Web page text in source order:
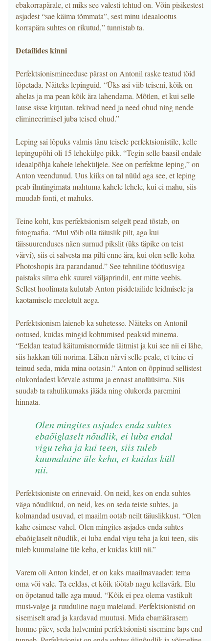
ebakorrapärale, et miks see valesti tehtud on. Võin pisikestest
asjadest “sae käima tõmmata”, sest minu ideaalootus
korrapära suhtes on rikutud,” tunnistab ta.
Detailides kinni
Perfektsionismineeduse pärast on Antonil raske teatud töid
lõpetada. Näiteks lepinguid. “Üks asi viib teiseni, kõik on
ahelas ja ma pean kõik ära lahendama. Mõtlen, et kui selle
lause sisse kirjutan, tekivad need ja need ohud ning nende
elimineerimisel juba teised ohud.”
Leping sai lõpuks valmis tänu teisele perfektsionistile, kelle
lepingupõhi oli 15 lehekülge pikk. “Tegin selle baasil endale
ideaalpõhja kahele leheküljele. See on perfektne leping,” on
Anton veendunud. Uus kiiks on tal nüüd aga see, et leping
peab ilmtingimata mahtuma kahele lehele, kui ei mahu, siis
muudab fonti, et mahuks.
Teine koht, kus perfektsionism selgelt pead tõstab, on
fotograafia. “Mul võib olla täiuslik pilt, aga kui
täissuurenduses näen surnud pikslit (üks täpike on teist
värvi), siis ei salvesta ma pilti enne ära, kui olen selle koha
Photoshopis ära parandanud.” See tehniline töötlusviga
paistaks silma ehk suurel väljaprindil, ent mitte veebis.
Sellest hoolimata kulutab Anton pisidetailide leidmisele ja
kaotamisele meeletult aega.
Perfektsionism laieneb ka suhetesse. Näiteks on Antonil
ootused, kuidas mingid kohtumised peaksid minema.
“Eeldan teatud käitumisnormide täitmist ja kui see nii ei lähe,
siis hakkan tüli norima. Lähen närvi selle peale, et teine ei
teinud seda, mida mina ootasin.” Anton on õppinud sellistest
olukordadest kõrvale astuma ja ennast analüüsima. Siis
suudab ta rahulikumaks jääda ning olukorda paremini
hinnata.
Olen mingites asjades enda suhtes
ebaõiglaselt nõudlik, ei luba endal
vigu teha ja kui teen, siis tuleb
kuumalaine üle keha, et kuidas küll
nii.
Perfektsioniste on erinevaid. On neid, kes on enda suhtes
väga nõudlikud, on neid, kes on seda teiste suhtes, ja
kolmandad usuvad, et maailm ootab neilt täiuslikkust. “Olen
kahe esimese vahel. Olen mingites asjades enda suhtes
ebaõiglaselt nõudlik, ei luba endal vigu teha ja kui teen, siis
tuleb kuumalaine üle keha, et kuidas küll nii.”
Varem oli Anton kindel, et on kaks maailmavaadet: tema
oma või vale. Ta eeldas, et kõik töötab nagu kellavärk. Elu
on õpetanud talle aga muud. “Kõik ei pea olema vastikult
must-valge ja ruuduline nagu malelaud. Perfektsionistid on
sisemiselt arad ja kardavad muutusi. Mida ebamäärasem
homne päev, seda halvemini perfektsionisti sisemine laps end